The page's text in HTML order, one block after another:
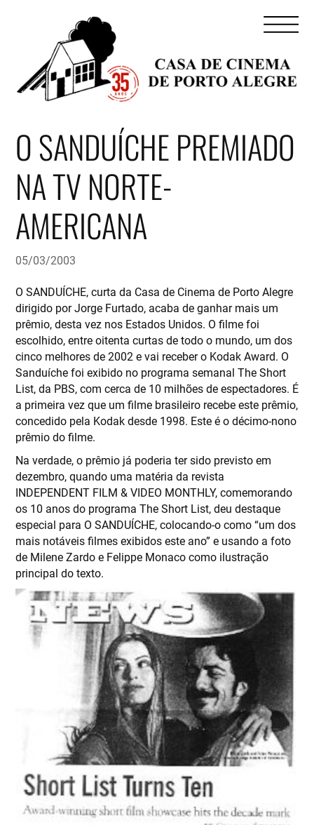
O SANDUÍCHE PREMIADO
NA TV NORTE-
AMERICANA
05/03/2003
O SANDUÍCHE, curta da Casa de Cinema de Porto Alegre
dirigido por Jorge Furtado, acaba de ganhar mais um
prêmio, desta vez nos Estados Unidos. O filme foi
escolhido, entre oitenta curtas de todo o mundo, um dos
cinco melhores de 2002 e vai receber o Kodak Award. O
Sanduíche foi exibido no programa semanal The Short
List, da PBS, com cerca de 10 milhões de espectadores. É
a primeira vez que um filme brasileiro recebe este prêmio,
concedido pela Kodak desde 1998. Este é o décimo-nono
prêmio do filme.
Na verdade, o prêmio já poderia ter sido previsto em
dezembro, quando uma matéria da revista
INDEPENDENT FILM & VIDEO MONTHLY, comemorando
os 10 anos do programa The Short List, deu destaque
especial para O SANDUÍCHE, colocando-o como “um dos
mais notáveis filmes exibidos este ano” e usando a foto
de Milene Zardo e Felippe Monaco como ilustração
principal do texto.